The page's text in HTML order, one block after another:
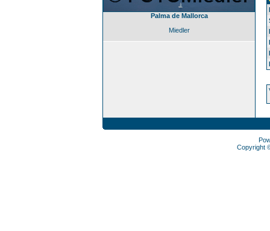
Palma de Mallorca
Miedler
Copyright